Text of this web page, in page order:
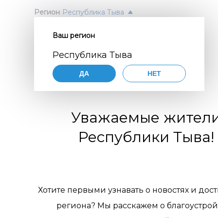
Регион Республика Тыва
Ваш регион
Республика Тыва
ДА НЕТ
Уважаемые
Республики Тыва!
Хотите первыми узнавать о новостях и
региона? Мы расскажем о
Нажимая
по
Цели
1.